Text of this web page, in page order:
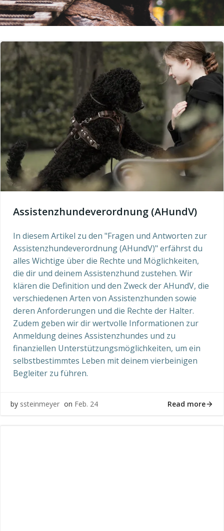
Assistenzhundeverordnung (AHundV)
In diesem Artikel zu den "Fragen und Antworten zur
Assistenzhundeverordnung (AHundV)" erfährst du
alles Wichtige über die Rechte und Möglichkeiten,
die dir und deinem Assistenzhund zustehen. Wir
klären die Definition und den Zweck der AHundV, die
verschiedenen Arten von Assistenzhunden sowie
deren Anforderungen und die Rechte der Halter.
Zudem geben wir dir wertvolle Informationen zur
Anmeldung deines Assistenzhundes und zu
finanziellen Unterstützungsmöglichkeiten, um ein
selbstbestimmtes Leben mit deinem vierbeinigen
Begleiter zu führen.
by ssteinmeyer on Feb. 24 Read more